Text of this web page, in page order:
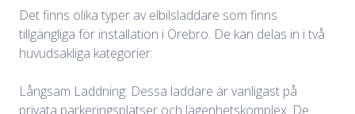
Det finns olika typer av elbilsladdare som finns
tillgängliga för installation i Örebro. De kan delas in i två
huvudsakliga kategorier:
Långsam Laddning: Dessa laddare är vanligast på
privata parkeringsplatser och lägenhetskomplex. De